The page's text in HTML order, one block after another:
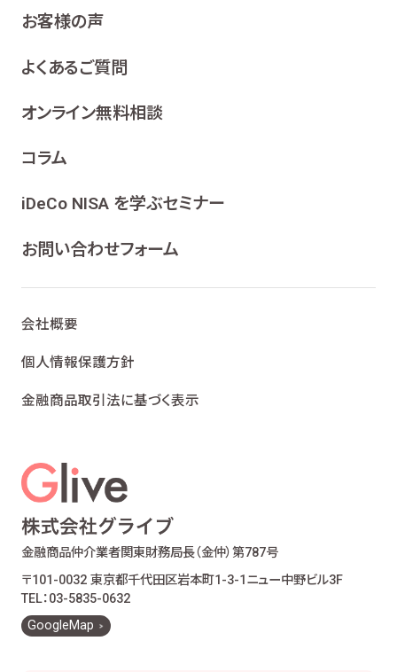
イン及び、所属金融商品取引業者の社内規程並びにこの
個人情報保護方針を遵守いたします。
2 利用目的
当社は、お客様の同意を得た場合及び法令等により例
必要な範囲内でお客様の個人情報を取り扱います。
ンケート、各種情報提供を行うため
グ及びこれらに付帯・関連する商品・サービスの
当社が取り扱う生命保険、損害保険及びこれら
金融商品仲介業における有価証券・金融商品の
提携会社の金融商品の勧誘・販売、サービスの
供の妥当性を判断するため
お客様ご本人であること又はご本人の代理人で
あることを確認するため
お客様に対し、お取引結果、お預り残高などの報
お客様とのお取引に関する事務を行うため
お客様との契約や法律等に基づく権利の行使や
義務の履行のため
金融商品仲介業者関東財務局長（金仲）第787号
〒101-0032 東京都千代田区岩本町1-3-1 ニュー中野ビル3F
TEL：03-5835-0632
GoogleMap
お客様の声
よくあるご質問
オンライン無料相談
コラム
iDeCo NISA を学ぶセミナー
お問い合わせフォーム
会社概要
個人情報保護方針
金融商品取引法に基づく表示